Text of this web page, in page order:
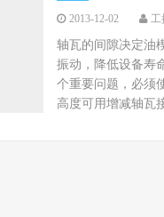
2013-12-02 工
轴瓦的间隙决定油
振动，降低设备寿
个重要问题，必须
高度可用增减轴瓦